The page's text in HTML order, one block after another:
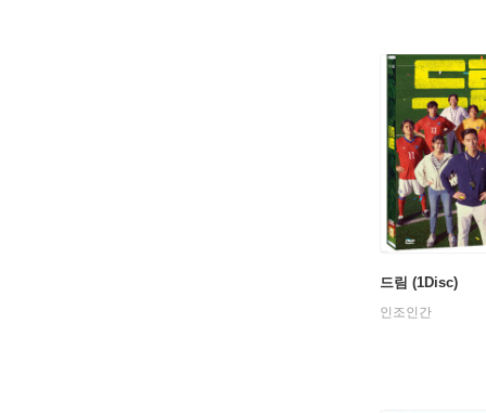
드림 (1Disc)
인조인간